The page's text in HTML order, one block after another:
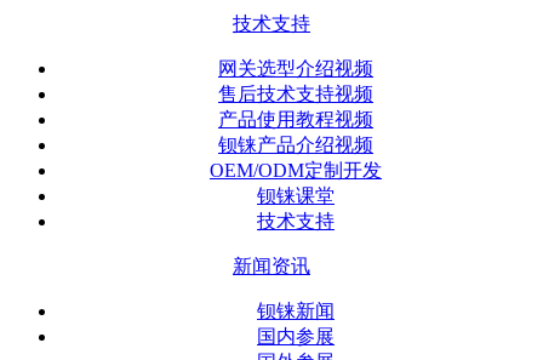
技术支持
网关选型介绍视频
售后技术支持视频
产品使用教程视频
钡铼产品介绍视频
OEM/ODM定制开发
钡铼课堂
技术支持
新闻资讯
钡铼新闻
国内参展